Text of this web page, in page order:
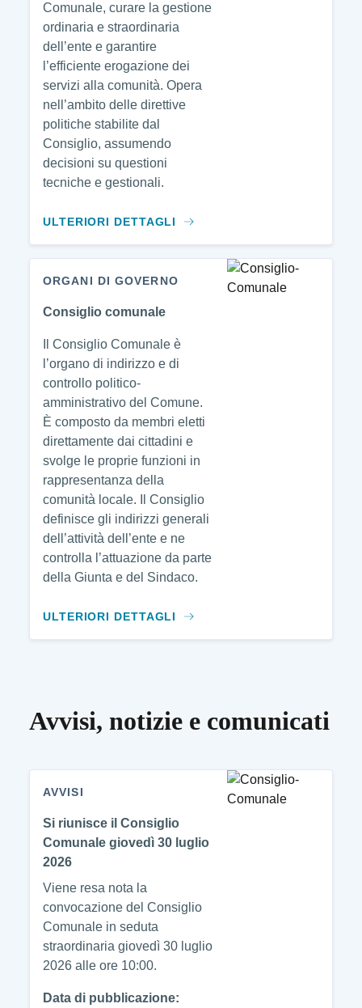
Comunale, curare la gestione
ordinaria e straordinaria
dell’ente e garantire
l’efficiente erogazione dei
servizi alla comunità. Opera
nell’ambito delle direttive
politiche stabilite dal
Consiglio, assumendo
decisioni su questioni
tecniche e gestionali.
ULTERIORI DETTAGLI
ORGANI DI GOVERNO
Consiglio comunale
Il Consiglio Comunale è
l’organo di indirizzo e di
controllo politico-
amministrativo del Comune.
È composto da membri eletti
direttamente dai cittadini e
svolge le proprie funzioni in
rappresentanza della
comunità locale. Il Consiglio
definisce gli indirizzi generali
dell’attività dell’ente e ne
controlla l’attuazione da parte
della Giunta e del Sindaco.
ULTERIORI DETTAGLI
Avvisi, notizie e comunicati
AVVISI
Si riunisce il Consiglio
Comunale giovedì 30 luglio
2026
Viene resa nota la
convocazione del Consiglio
Comunale in seduta
straordinaria giovedì 30 luglio
2026 alle ore 10:00.
Data di pubblicazione: